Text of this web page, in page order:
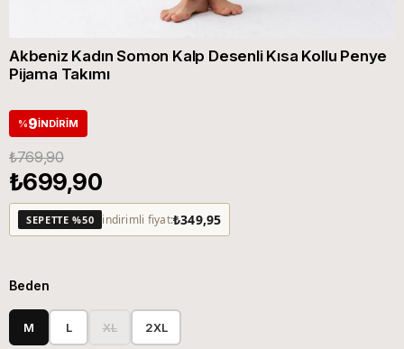
Akbeniz Kadın Somon Kalp Desenli Kısa Kollu Penye
Pijama Takımı
%9İNDIRIM
₺769,90
₺699,90
SEPETTE %50 indirimli fiyat:₺349,95
Beden
M L XL 2XL